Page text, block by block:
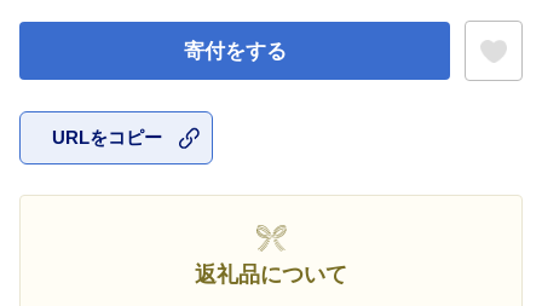
寄付をする
URLをコピー
返礼品について